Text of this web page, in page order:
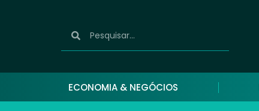
ECONOMIA & NEGÓCIOS